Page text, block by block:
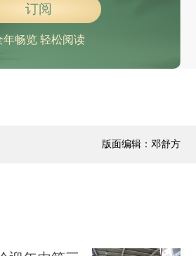
订阅
年畅览 轻松阅读
版面编辑：邓舒方